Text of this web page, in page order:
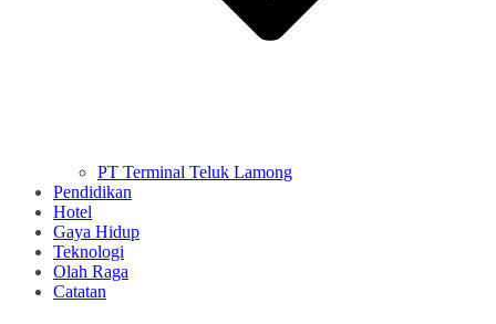
PT Terminal Teluk Lamong
Pendidikan
Hotel
Gaya Hidup
Teknologi
Olah Raga
Catatan